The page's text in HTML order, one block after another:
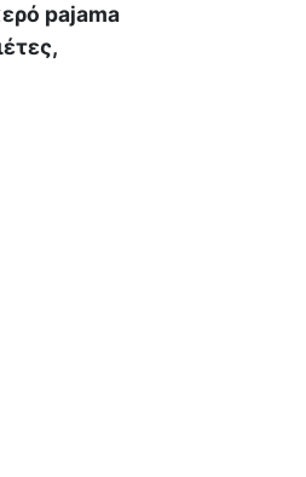
pajama